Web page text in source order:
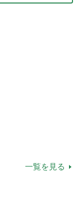
一覧を見る